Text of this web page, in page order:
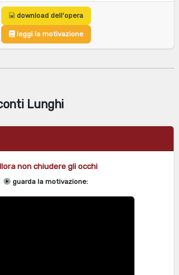
download dell'opera
leggi la motivazione
Lunghi
non chiudere gli occhi
guarda la motivazione: